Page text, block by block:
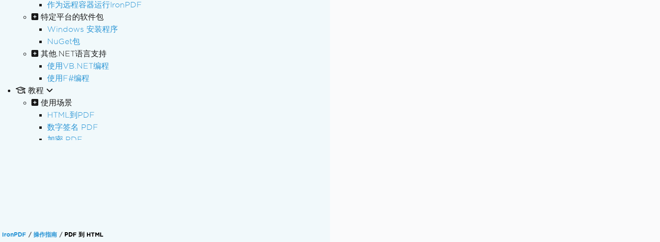
作为远程容器运行IronPDF
特定平台的软件包
Windows 安装程序
NuGet包
其他.NET语言支持
使用VB.NET编程
使用F#编程
教程
使用场景
HTML到PDF
数字签名 PDF
加密 PDF
PDF 无障碍访问 (PDF/UA)
IronPDF 操作指南 PDF 到 HTML